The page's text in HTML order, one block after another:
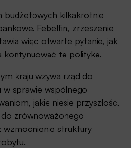
budżetowych kilkakrotnie
Febelfin, zrzeszenie
więc otwarte pytanie, jak
kontynuować tę politykę.
kraju wzywa rząd do
w sprawie wspólnego
jakie niesie przyszłość,
do zrównoważonego
wzmocnienie struktury